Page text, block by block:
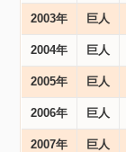
2003年 巨人
2004年 巨人
2005年 巨人
2006年 巨人
2007年 巨人